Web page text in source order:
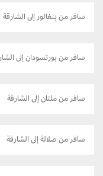
سافر من بنغالور إلى الشارقة
سافر من بورتسودان إلى الشارقة
سافر من ملتان إلى الشارقة
سافر من صلالة إلى الشارقة